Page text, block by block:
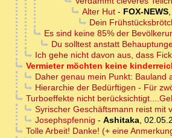
Alter Hut- FOX-NEWS,
Dein
Es sind keine 85% der
Du solltest anstatt
Ich gehe nicht davon aus, dass
Vermieter möchten keine
Daher genau mein Punkt: Bauland
Hierarchie der Bedürftigen - Für
Turboeffekte nicht
Syrischer Geschäftsmann reist mit
Josephspfennig - Ashitaka,
Tolle Arbeit! Danke! (+ eine